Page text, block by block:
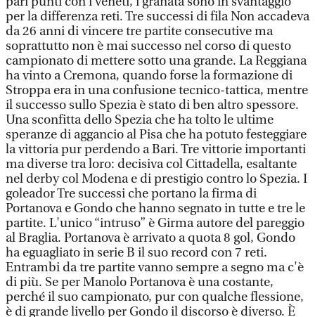
per la differenza reti. Tre successi di fila Non accadeva
da 26 anni di vincere tre partite consecutive ma
soprattutto non è mai successo nel corso di questo
campionato di mettere sotto una grande. La Reggiana
ha vinto a Cremona, quando forse la formazione di
Stroppa era in una confusione tecnico-tattica, mentre
il successo sullo Spezia è stato di ben altro spessore.
Una sconfitta dello Spezia che ha tolto le ultime
speranze di aggancio al Pisa che ha potuto festeggiare
la vittoria pur perdendo a Bari. Tre vittorie importanti
ma diverse tra loro: decisiva col Cittadella, esaltante
nel derby col Modena e di prestigio contro lo Spezia. I
goleador Tre successi che portano la firma di
Portanova e Gondo che hanno segnato in tutte e tre le
partite. L'unico “intruso” è Girma autore del pareggio
al Braglia. Portanova è arrivato a quota 8 gol, Gondo
ha eguagliato in serie B il suo record con 7 reti.
Entrambi da tre partite vanno sempre a segno ma c'è
di più. Se per Manolo Portanova è una costante,
perché il suo campionato, pur con qualche flessione,
è di grande livello per Gondo il discorso è diverso. È